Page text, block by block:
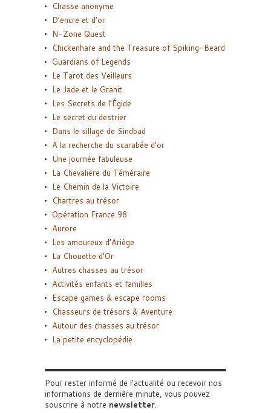
Chasse anonyme
D’encre et d’or
N-Zone Quest
Chickenhare and the Treasure of Spiking-Beard
Guardians of Legends
Le Tarot des Veilleurs
Le Jade et le Granit
Les Secrets de l’Égide
Le secret du destrier
Dans le sillage de Sindbad
A la recherche du scarabée d’or
Une journée fabuleuse
La Chevalière du Téméraire
Le Chemin de la Victoire
Chartres au trésor
Opération France 98
Aurore
Les amoureux d’Ariège
La Chouette d’Or
Autres chasses au trésor
Activités enfants et familles
Escape games & escape rooms
Chasseurs de trésors & Aventure
Autour des chasses au trésor
La petite encyclopédie
Pour rester informé de l'actualité ou recevoir nos
informations de dernière minute, vous pouvez
souscrire à notre newsletter.